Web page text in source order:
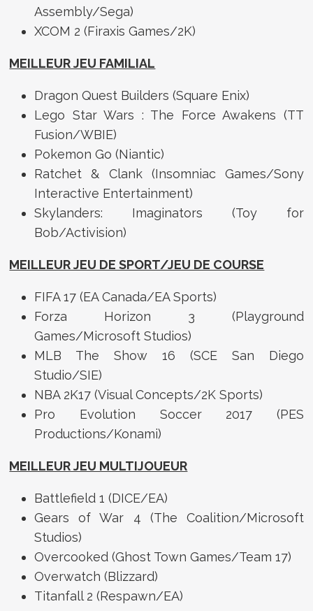
Assembly/Sega)
XCOM 2 (Firaxis Games/2K)
MEILLEUR JEU FAMILIAL
Dragon Quest Builders (Square Enix)
Lego Star Wars : The Force Awakens (TT
Fusion/WBIE)
Pokemon Go (Niantic)
Ratchet & Clank (Insomniac Games/Sony
Interactive Entertainment)
Skylanders: Imaginators (Toy for
Bob/Activision)
MEILLEUR JEU DE SPORT/JEU DE COURSE
FIFA 17 (EA Canada/EA Sports)
Forza Horizon 3 (Playground
Games/Microsoft Studios)
MLB The Show 16 (SCE San Diego
Studio/SIE)
NBA 2K17 (Visual Concepts/2K Sports)
Pro Evolution Soccer 2017 (PES
Productions/Konami)
MEILLEUR JEU MULTIJOUEUR
Battlefield 1 (DICE/EA)
Gears of War 4 (The Coalition/Microsoft
Studios)
Overcooked (Ghost Town Games/Team 17)
Overwatch (Blizzard)
Titanfall 2 (Respawn/EA)